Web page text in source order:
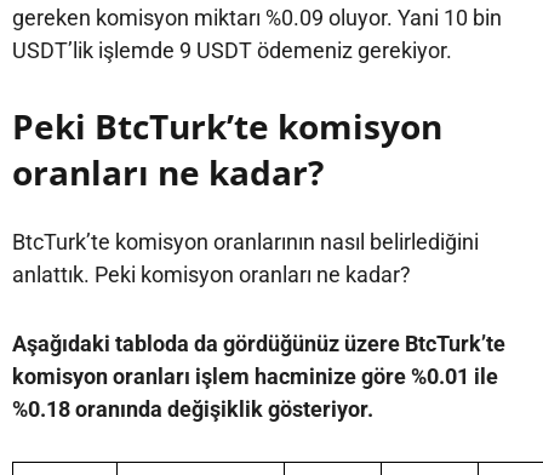
gereken komisyon miktarı %0.09 oluyor. Yani 10 bin
USDT’lik işlemde 9 USDT ödemeniz gerekiyor.
Peki BtcTurk’te komisyon
oranları ne kadar?
BtcTurk’te komisyon oranlarının nasıl belirlediğini
anlattık. Peki komisyon oranları ne kadar?
Aşağıdaki tabloda da gördüğünüz üzere BtcTurk’te
komisyon oranları işlem hacminize göre %0.01 ile
%0.18 oranında değişiklik gösteriyor.